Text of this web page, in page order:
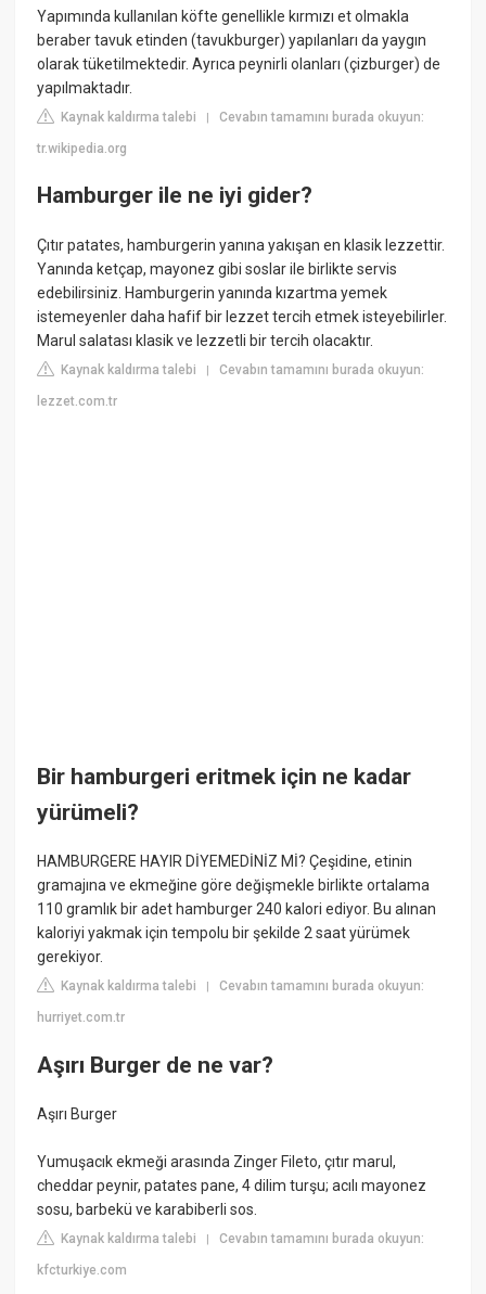
Yapımında kullanılan köfte genellikle kırmızı et olmakla
beraber tavuk etinden (tavukburger) yapılanları da yaygın
olarak tüketilmektedir. Ayrıca peynirli olanları (çizburger) de
yapılmaktadır.
Kaynak kaldırma talebi |Cevabın tamamını burada okuyun:
tr.wikipedia.org
Hamburger ile ne iyi gider?
Çıtır patates, hamburgerin yanına yakışan en klasik lezzettir.
Yanında ketçap, mayonez gibi soslar ile birlikte servis
edebilirsiniz. Hamburgerin yanında kızartma yemek
istemeyenler daha hafif bir lezzet tercih etmek isteyebilirler.
Marul salatası klasik ve lezzetli bir tercih olacaktır.
Kaynak kaldırma talebi |Cevabın tamamını burada okuyun:
lezzet.com.tr
Bir hamburgeri eritmek için ne kadar
yürümeli?
HAMBURGERE HAYIR DİYEMEDİNİZ Mİ? Çeşidine, etinin
gramajına ve ekmeğine göre değişmekle birlikte ortalama
110 gramlık bir adet hamburger 240 kalori ediyor. Bu alınan
kaloriyi yakmak için tempolu bir şekilde 2 saat yürümek
gerekiyor.
Kaynak kaldırma talebi |Cevabın tamamını burada okuyun:
hurriyet.com.tr
Aşırı Burger de ne var?
Aşırı Burger
Yumuşacık ekmeği arasında Zinger Fileto, çıtır marul,
cheddar peynir, patates pane, 4 dilim turşu; acılı mayonez
sosu, barbekü ve karabiberli sos.
Kaynak kaldırma talebi |Cevabın tamamını burada okuyun:
kfcturkiye.com